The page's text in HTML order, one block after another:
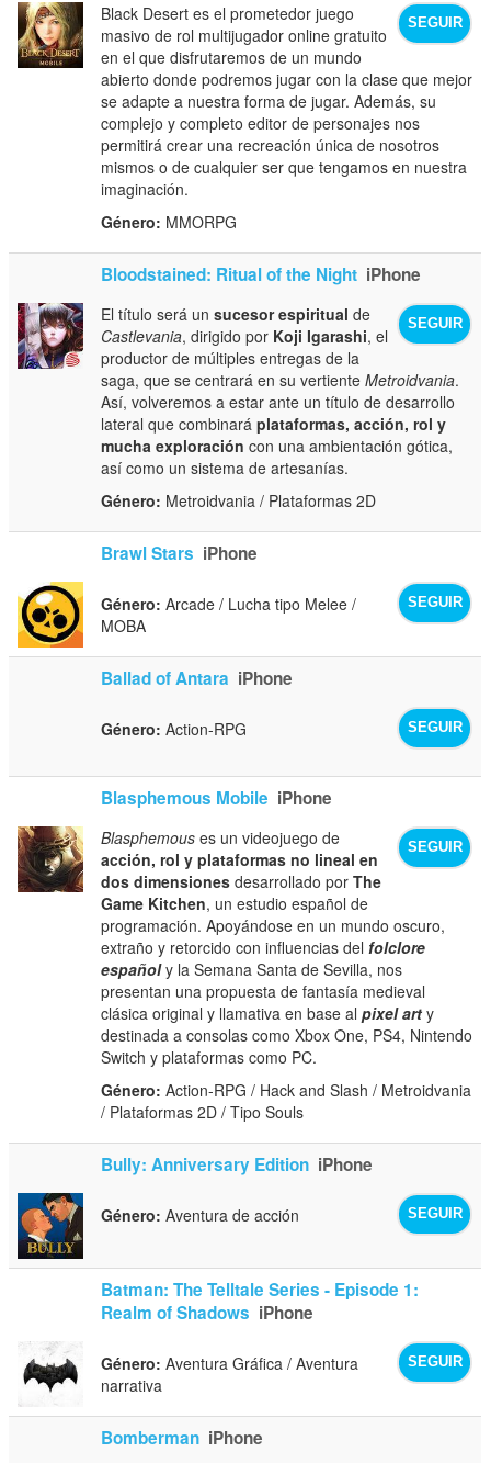
SEGUIR
Black Desert es el prometedor juego
masivo de rol multijugador online gratuito
en el que disfrutaremos de un mundo
abierto donde podremos jugar con la clase que mejor
se adapte a nuestra forma de jugar. Además, su
complejo y completo editor de personajes nos
permitirá crear una recreación única de nosotros
mismos o de cualquier ser que tengamos en nuestra
imaginación.
Género: MMORPG
Bloodstained: Ritual of the Night iPhone
SEGUIR
El título será unsucesor espiritual de
Castlevania, dirigido por Koji Igarashi, el
productor de múltiples entregas de la
saga, que se centrará en su vertienteMetroidvania.
Así, volveremos a estar ante un título de desarrollo
lateral que combinará plataformas, acción, rol y
mucha exploración con una ambientación gótica,
así como un sistema de artesanías.
Género: Metroidvania / Plataformas 2D
Brawl Stars iPhone
SEGUIR
Género: Arcade / Lucha tipo Melee /
MOBA
Ballad of Antara iPhone
SEGUIR
Género: Action-RPG
Blasphemous Mobile iPhone
SEGUIR
Blasphemous es un videojuego de
acción, rol y plataformas no lineal en
dos dimensiones desarrollado porThe
Game Kitchen, un estudio español de
programación. Apoyándose en un mundo oscuro,
extraño y retorcido con influencias del folclore
españoly la Semana Santa de Sevilla, nos
presentan una propuesta de fantasía medieval
clásica original y llamativa en base alpixel art y
destinada a consolas como Xbox One, PS4, Nintendo
Switch y plataformas como PC.
Género: Action-RPG / Hack and Slash / Metroidvania
/ Plataformas 2D / Tipo Souls
Bully: Anniversary Edition iPhone
SEGUIR
Género: Aventura de acción
Batman: The Telltale Series - Episode 1:
Realm of Shadows iPhone
SEGUIR
Género: Aventura Gráfica / Aventura
narrativa
Bomberman iPhone